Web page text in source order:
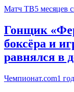
Матч ТВ5 месяцев
Гонщик
боксёра и
равнялся в
Чемпионат.com1